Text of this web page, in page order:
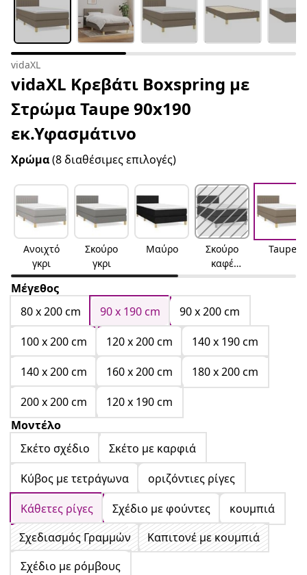
vidaXL
vidaXL Κρεβάτι Boxspring με
Στρώμα Taupe 90x190
εκ.Υφασμάτινο
Χρώμα(8 διαθέσιμες επιλογές)
Ανοιχτό
γκρι
Σκούρο
γκρι
Μαύρο
Σκούρο
καφέ
Σκούρο
καφέ
Taupe
Μέγεθος
80 x 200 cm
90 x 190 cm
90 x 200 cm
100 x 200 cm
120 x 200 cm
140 x 190 cm
140 x 200 cm
160 x 200 cm
180 x 200 cm
200 x 200 cm
120 x 190 cm
Μοντέλο
Σκέτο σχέδιο
Σκέτο με καρφιά
Κύβος με τετράγωνα
οριζόντιες ρίγες
Κάθετες ρίγες
Σχέδιο με φούντες
κουμπιά
Σχεδιασμός Γραμμών
Καπιτονέ με κουμπιά
Σχέδιο με ρόμβους